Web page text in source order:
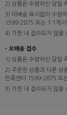
2) 상품은 수령하신 당일
3) 미배송 표시없이 수령
1599-2875 또는 1:1게시
4) 기한 내 접수되지 않을
- 오배송 접수
1) 상품은 수령하신 당일
2) 주문한 상품과 다른 상
만족센터 1599-2875 또
3) 기한 내 접수되지 않을